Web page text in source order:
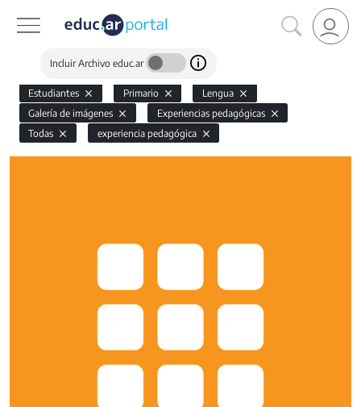
Incluir Archivo educ.ar
Estudiantes Primario
Lengua
Galería de imágenes
Experiencias pedagógicas
Todas
experiencia pedagógica